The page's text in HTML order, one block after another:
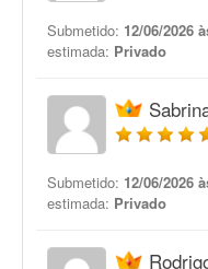
Submetido: 12/06/2026
estimada: Privado
Submetido: 12/06/2026
estimada: Privado